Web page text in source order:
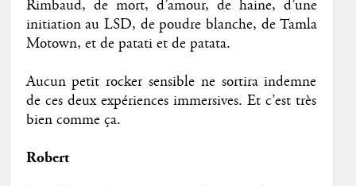
Rimbaud, de mort, d’amour, de haine, d’une
initiation au LSD, de poudre blanche, de Tamla
Motown, et de patati et de patata.
Aucun petit rocker sensible ne sortira indemne
de ces deux expériences immersives. Et c’est très
bien comme ça.
Robert